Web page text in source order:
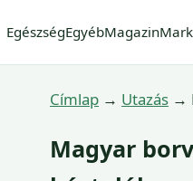
EgészségEgyébMagazin
Címlap → Utazás →
Magyar